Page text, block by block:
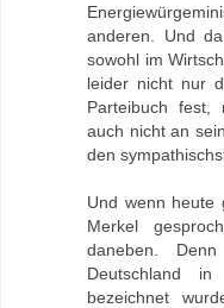
anderen. Und
sowohl im
leider nicht nur
Parteibuch
auch nicht an
den
Und wenn heute
Merkel
daneben.
Deutschland
bezeichnet